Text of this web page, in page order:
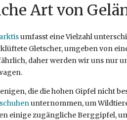
Art von
umfasst eine Vielzahl
Gletscher, umgeben von
daher werden wir uns nur
die die hohen Gipfel nicht
unternommen, um
einige zugängliche Berggipfel,